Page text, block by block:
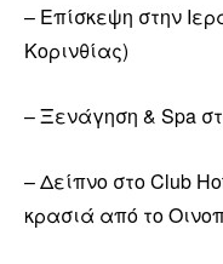
– Επίσκεψη στην
Κορινθίας)
– Ξενάγηση & Spa
– Δείπνο στο Club
κρασιά από το